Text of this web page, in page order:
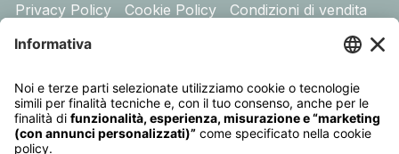
Privacy Policy
Cookie Policy Condizioni di vendita
Assicurazione
DESTINAZIONI
Australia
Cambogia Canada Egitto Emirati Arabi